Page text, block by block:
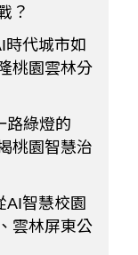
？
代城市如
桃園雲林分
路綠燈的
桃園智慧治
AI智慧校園
雲林屏東公